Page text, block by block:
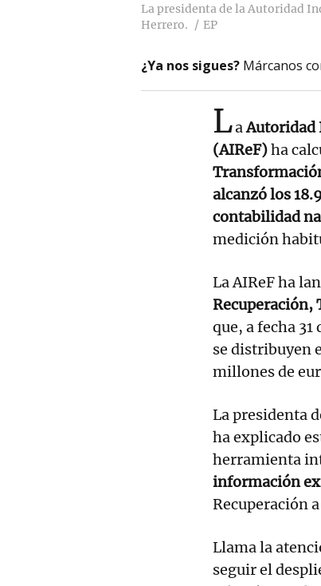
La presidenta de la Autoridad
Herrero.
EP
¿Ya nos sigues? Márcanos
LaAutoridad
(AIReF)ha
alcanzó los
contabilidad
medición
La AIReF ha
Recuperación,
que, a fecha
se distribuyen
millones de
La presidenta
ha explicado
herramienta
información
Recuperación
Llama la
seguir el